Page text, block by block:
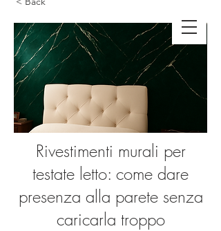
Rivestimenti murali per
testate letto: come dare
presenza alla parete senza
caricarla troppo